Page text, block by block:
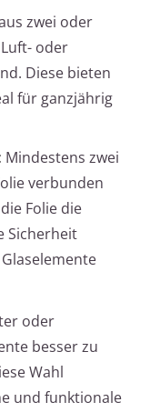
zwei oder
oder
Diese bieten
für ganzjährig
Mindestens zwei
verbunden
Folie die
Sicherheit
oder
besser zu
Wahl
und funktionale